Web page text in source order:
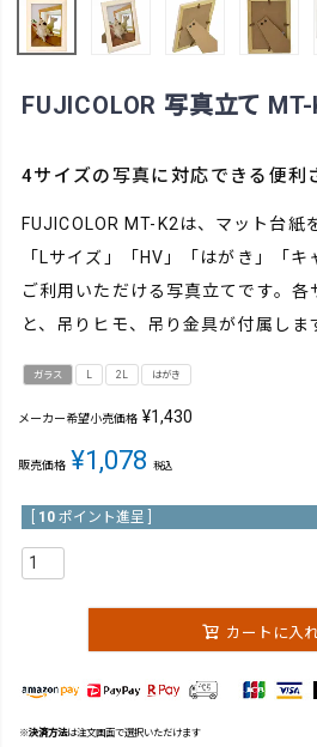
FUJICOLOR 写真立て MT-
4サイズの写真に対応できる便利
FUJICOLOR MT-K2は、マット台紙
「Lサイズ」「HV」「はがき」「
ご利用いただける写真立てです。
と、吊りヒモ、吊り金具が付属しま
ガラス L 2L はがき
メーカー希望小売価格 ¥1,430
販売価格 ¥1,078 税込
10 ポイント進呈 ]
カートに入
※決済方法は注文画面で選択いただけます